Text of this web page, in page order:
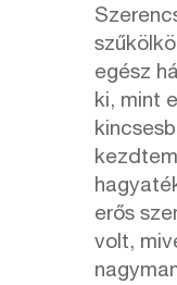
egész
ki, mint
erős
volt,